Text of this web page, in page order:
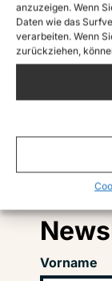
anzuzeigen. Wenn
Daten wie das
verarbeiten. Wenn
zurückziehen,
InstagramTwitter TikTok
Vorname